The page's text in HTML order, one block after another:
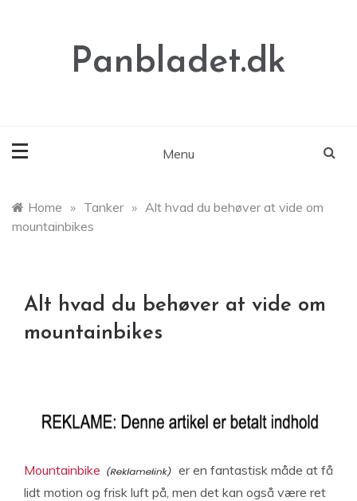
Panbladet.dk
Menu
Home » Tanker » Alt hvad du behøver at vide om
mountainbikes
Alt hvad du behøver at vide om
mountainbikes
Mountainbike
er en fantastisk måde at få
lidt motion og frisk luft på, men det kan også være ret